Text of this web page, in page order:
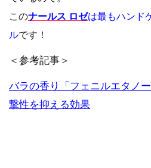
このナールス ロゼは最もハンド
ルです！
＜参考記事＞
バラの香り「フェニルエタノ
撃性を抑える効果